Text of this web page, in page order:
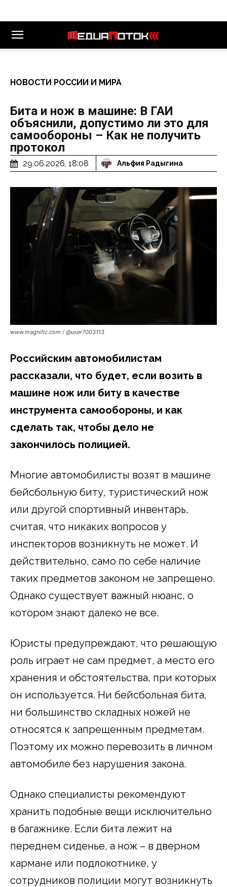
НОВОСТИ РОССИИ И МИРА
Бита и нож в машине: В ГАИ
объяснили, допустимо ли это для
самообороны – Как не получить
протокол
29.06.2026, 18:08 Альфия Радыгина
www.magnific.com / @user7003113
Российским автомобилистам
рассказали, что будет, если возить в
машине нож или биту в качестве
инструмента самообороны, и как
сделать так, чтобы дело не
закончилось полицией.
Многие автомобилисты возят в машине
бейсбольную биту, туристический нож
или другой спортивный инвентарь,
считая, что никаких вопросов у
инспекторов возникнуть не может. И
действительно, само по себе наличие
таких предметов законом не запрещено.
Однако существует важный нюанс, о
котором знают далеко не все.
Юристы предупреждают, что решающую
роль играет не сам предмет, а место его
хранения и обстоятельства, при которых
он используется. Ни бейсбольная бита,
ни большинство складных ножей не
относятся к запрещенным предметам.
Поэтому их можно перевозить в личном
автомобиле без нарушения закона.
Однако специалисты рекомендуют
хранить подобные вещи исключительно
в багажнике. Если бита лежит на
переднем сиденье, а нож – в дверном
кармане или подлокотнике, у
сотрудников полиции могут возникнуть